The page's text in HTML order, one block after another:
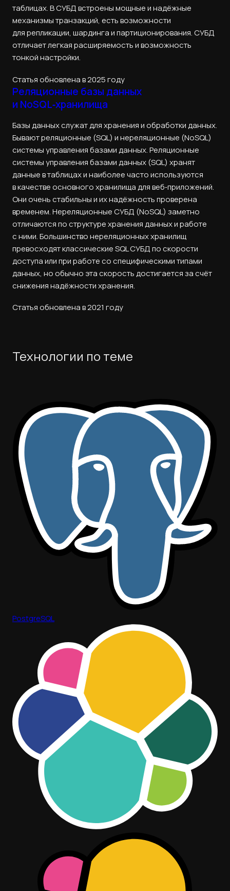
таблицах. В СУБД встроены мощные и надёжные
механизмы транзакций, есть возможности
для репликации, шардинга и партиционирования. СУБД
отличает легкая расширяемость и возможность
тонкой настройки.
Статья обновлена в 2025 году
Реляционные базы данных
и NoSQL‑хранилища
Базы данных служат для хранения и обработки данных.
Бывают реляционные (SQL) и нереляционные (NoSQL)
системы управления базами данных. Реляционные
системы управления базами данных (SQL) хранят
данные в таблицах и наиболее часто используются
в качестве основного хранилища для веб‑приложений.
Они очень стабильны и их надёжность проверена
временем. Нереляционные СУБД (NoSQL) заметно
отличаются по структуре хранения данных и работе
с ними. Большинство нереляционных хранилищ
превосходят классические SQL СУБД по скорости
доступа или при работе со специфическими типами
данных, но обычно эта скорость достигается за счёт
снижения надёжности хранения.
Статья обновлена в 2021 году
Технологии по теме
PostgreSQL